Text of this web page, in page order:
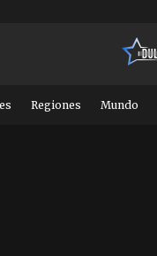
Regiones Mundo